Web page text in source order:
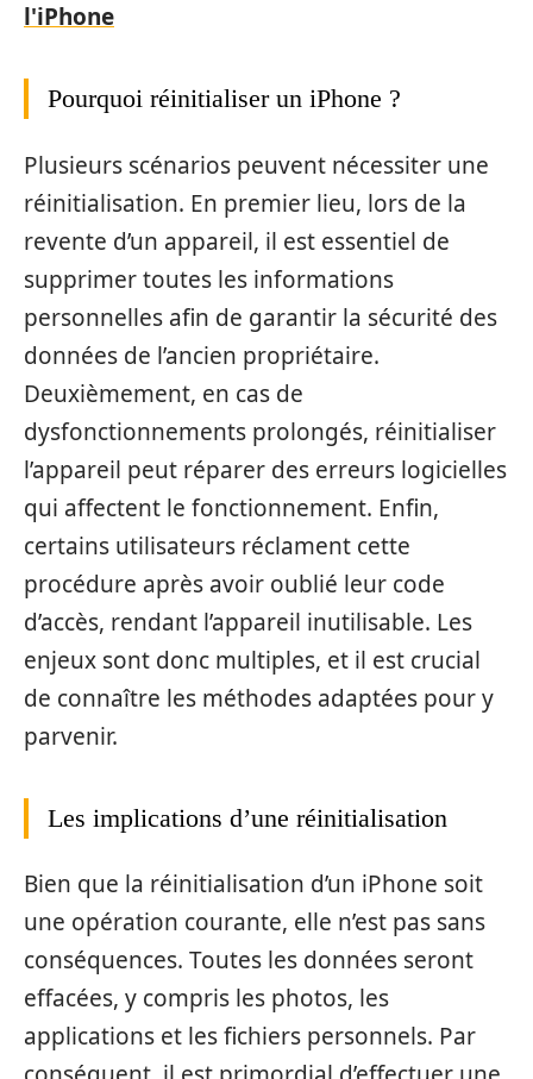
l'iPhone
Pourquoi réinitialiser un iPhone ?
Plusieurs scénarios peuvent nécessiter une
réinitialisation. En premier lieu, lors de la
revente d’un appareil, il est essentiel de
supprimer toutes les informations
personnelles afin de garantir la sécurité des
données de l’ancien propriétaire.
Deuxièmement, en cas de
dysfonctionnements prolongés, réinitialiser
l’appareil peut réparer des erreurs logicielles
qui affectent le fonctionnement. Enfin,
certains utilisateurs réclament cette
procédure après avoir oublié leur code
d’accès, rendant l’appareil inutilisable. Les
enjeux sont donc multiples, et il est crucial
de connaître les méthodes adaptées pour y
parvenir.
Les implications d’une réinitialisation
Bien que la réinitialisation d’un iPhone soit
une opération courante, elle n’est pas sans
conséquences. Toutes les données seront
effacées, y compris les photos, les
applications et les fichiers personnels. Par